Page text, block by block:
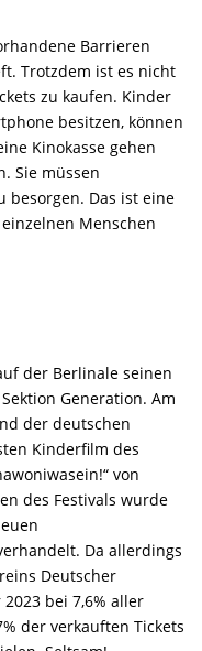
Barrieren
Trotzdem ist es nicht
zu kaufen. Kinder
besitzen, können
Kinokasse gehen
Sie müssen
besorgen. Das ist eine
Menschen
der Berlinale seinen
Generation. Am
der deutschen
Kinderfilm des
von
des Festivals wurde
Da allerdings
Deutscher
bei 7,6% aller
der verkauften Tickets